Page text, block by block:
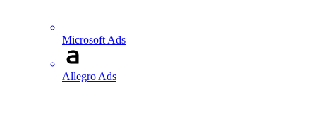
Microsoft Ads
Allegro Ads